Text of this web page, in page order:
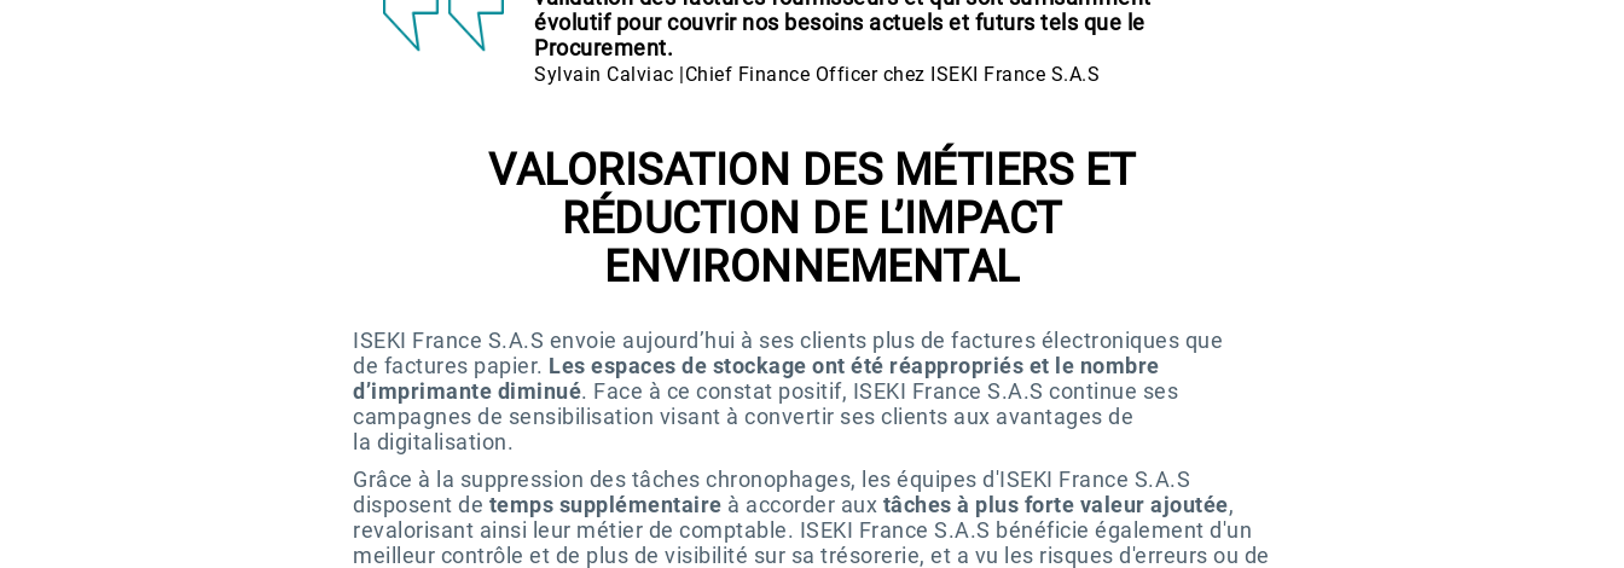
évolutif pour couvrir nos besoins actuels et futurs tels que le
Procurement.
Sylvain Calviac |Chief Finance Officer chez ISEKI France S.A.S
VALORISATION DES MÉTIERS ET
RÉDUCTION DE L’IMPACT
ENVIRONNEMENTAL
ISEKI France S.A.S envoie aujourd’hui à ses clients plus de factures électroniques que
de factures papier. Les espaces de stockage ont été réappropriés et le nombre
d’imprimante diminué. Face à ce constat positif, ISEKI France S.A.S continue ses
campagnes de sensibilisation visant à convertir ses clients aux avantages de
la digitalisation.
Grâce à la suppression des tâches chronophages, les équipes d'ISEKI France S.A.S
disposent de temps supplémentaire à accorder aux tâches à plus forte valeur ajoutée,
revalorisant ainsi leur métier de comptable. ISEKI France S.A.S bénéficie également d'un
meilleur contrôle et de plus de visibilité sur sa trésorerie, et a vu les risques d'erreurs ou de